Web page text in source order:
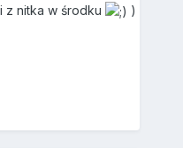
z nitka w środku )